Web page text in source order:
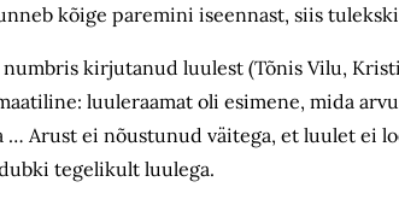
kõige paremini iseennast, siis
numbris kirjutanud luulest (Tõnis Vilu,
luuleraamat oli esimene, mida
Arust ei nõustunud väitega, et luulet ei
tegelikult luulega.